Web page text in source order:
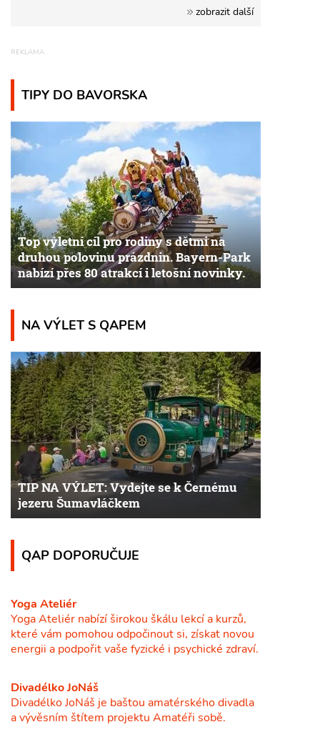
zobrazit další
TIPY DO BAVORSKA
Top výletní cíl pro rodiny s dětmi na
druhou polovinu prázdnin. Bayern-Park
nabízí přes 80 atrakcí i letošní novinky.
NA VÝLET S QAPEM
TIP NA VÝLET: Vydejte se k Černému
jezeru Šumavláčkem
QAP DOPORUČUJE
Yoga Ateliér
Yoga Ateliér nabízí širokou škálu lekcí a kurzů,
které vám pomohou odpočinout si, získat novou
energii a podpořit vaše fyzické i psychické zdraví.
Divadélko JoNáš
Divadélko JoNáš je baštou amatérského divadla
a vývěsním štítem projektu Amatéři sobě.